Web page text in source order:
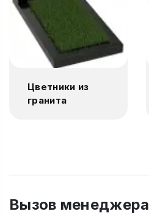
Цветники из
гранита
Вызов менеджера